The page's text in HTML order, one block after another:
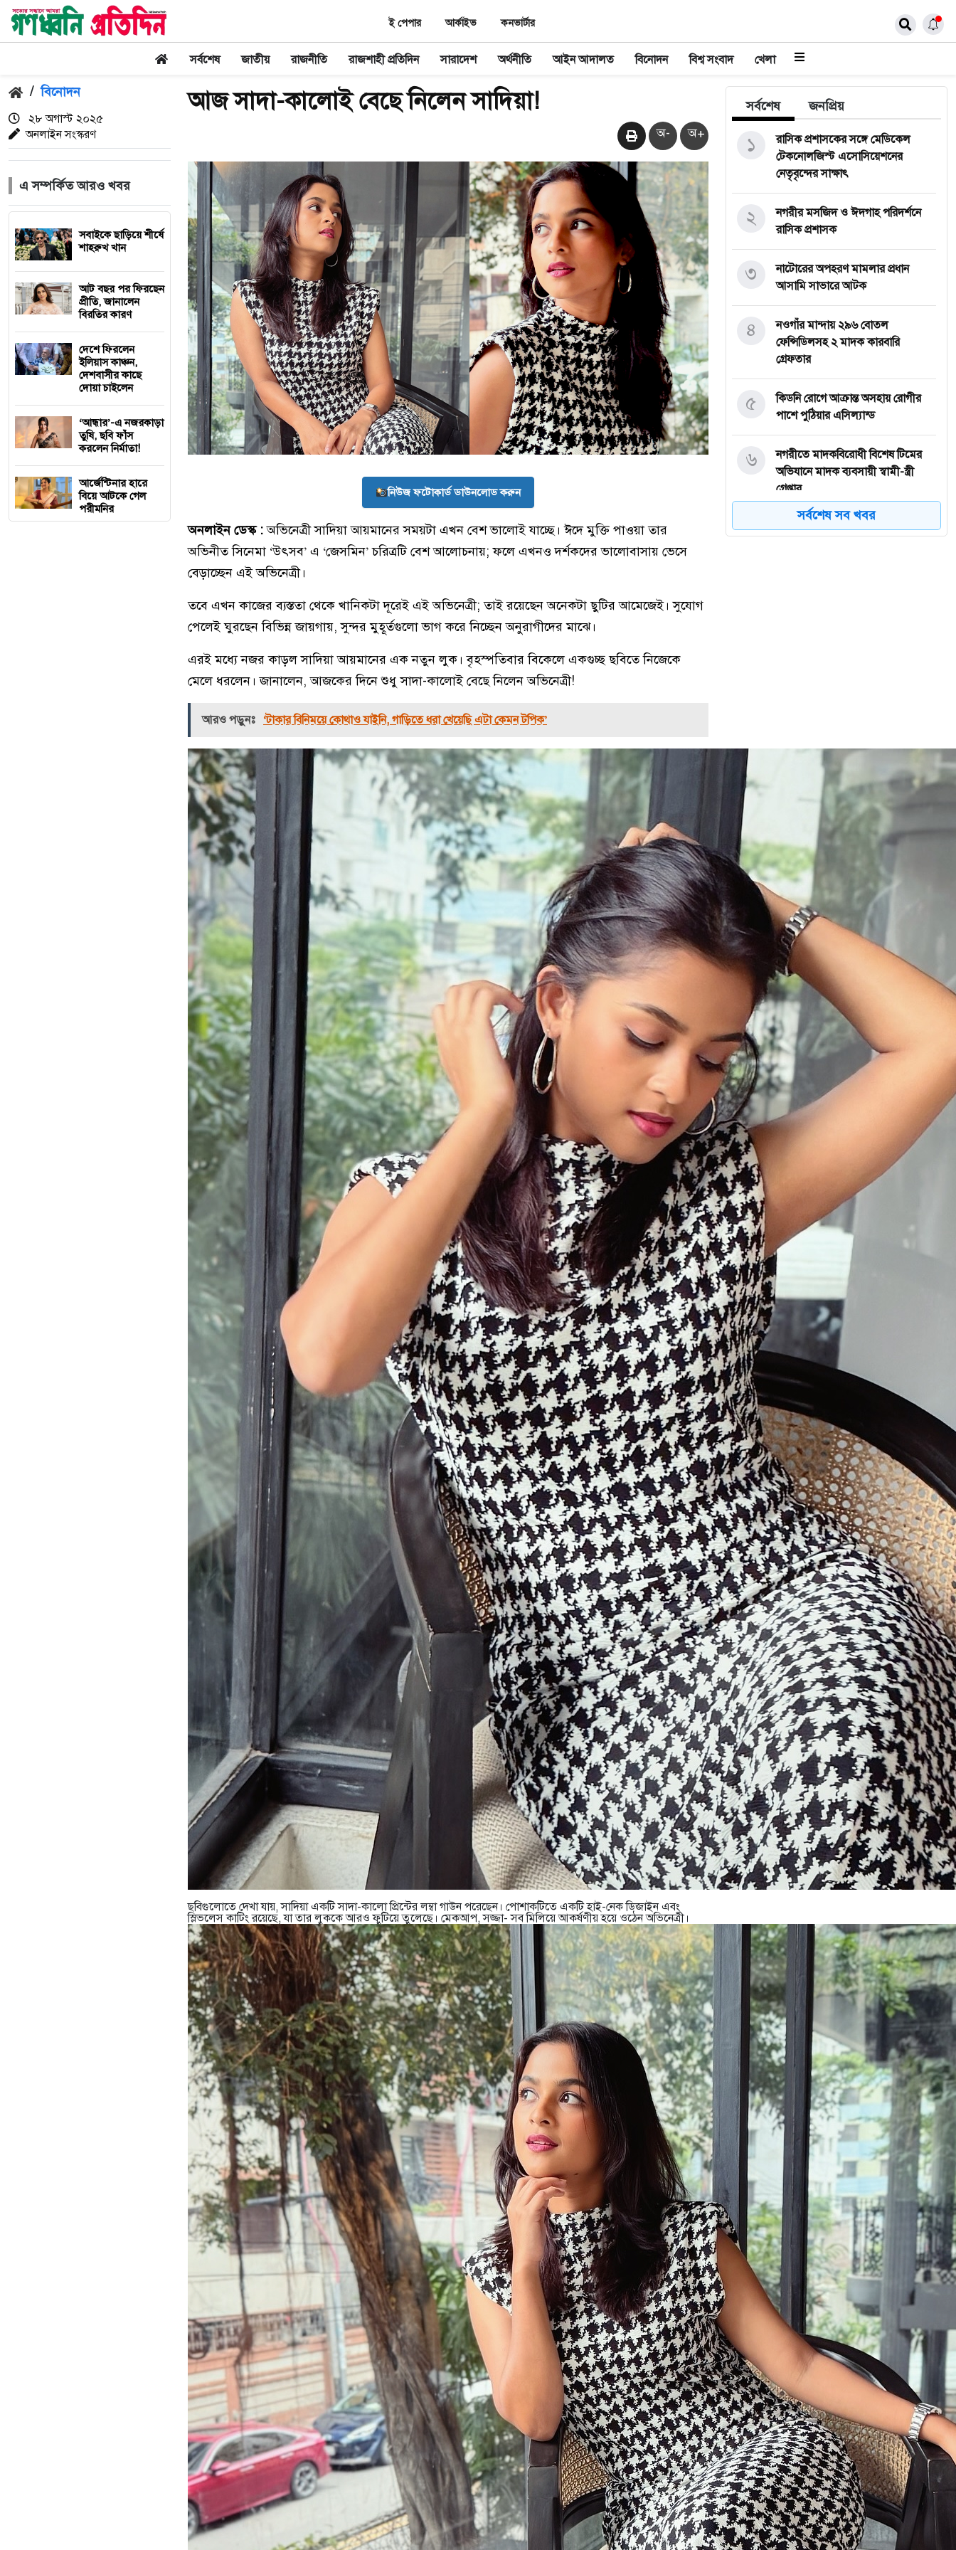
ই পেপার আর্কাইভ কনভার্টার
সর্বশেষ জাতীয় রাজনীতি রাজশাহী প্রতিদিন সারাদেশ অর্থনীতি আইন আদালত বিনোদন বিশ্ব সংবাদ খেলা
/ বিনোদন
২৮ অগাস্ট ২০২৫
অনলাইন সংস্করণ
এ সম্পর্কিত আরও খবর
সবাইকে ছাড়িয়ে শীর্ষে
শাহরুখ খান
আট বছর পর ফিরছেন
প্রীতি, জানালেন
বিরতির কারণ
দেশে ফিরলেন
ইলিয়াস কাঞ্চন,
দেশবাসীর কাছে
দোয়া চাইলেন
‘আন্ধার’-এ নজরকাড়া
তুষি, ছবি ফাঁস
করলেন নির্মাতা!
আর্জেন্টিনার হারে
বিয়ে আটকে গেল
পরীমনির
আজ সাদা-কালোই বেছে নিলেন সাদিয়া!
অ- অ+
নিউজ ফটোকার্ড ডাউনলোড করুন
অনলাইন ডেস্ক :অভিনেত্রী সাদিয়া আয়মানের সময়টা এখন বেশ ভালোই যাচ্ছে। ঈদে মুক্তি পাওয়া তার
অভিনীত সিনেমা ‘উৎসব’ এ ‘জেসমিন’ চরিত্রটি বেশ আলোচনায়; ফলে এখনও দর্শকদের ভালোবাসায় ভেসে
বেড়াচ্ছেন এই অভিনেত্রী।
তবে এখন কাজের ব্যস্ততা থেকে খানিকটা দূরেই এই অভিনেত্রী; তাই রয়েছেন অনেকটা ছুটির আমেজেই। সুযোগ
পেলেই ঘুরছেন বিভিন্ন জায়গায়, সুন্দর মুহূর্তগুলো ভাগ করে নিচ্ছেন অনুরাগীদের মাঝে।
এরই মধ্যে নজর কাড়ল সাদিয়া আয়মানের এক নতুন লুক। বৃহস্পতিবার বিকেলে একগুচ্ছ ছবিতে নিজেকে
মেলে ধরলেন। জানালেন, আজকের দিনে শুধু সাদা-কালোই বেছে নিলেন অভিনেত্রী!
আরও পড়ুনঃ ‘টাকার বিনিময়ে কোথাও যাইনি, গাড়িতে ধরা খেয়েছি এটা কেমন টপিক’
ছবিগুলোতে দেখা যায়, সাদিয়া একটি সাদা-কালো প্রিন্টের লম্বা গাউন পরেছেন। পোশাকটিতে একটি হাই-নেক ডিজাইন এবং
স্লিভলেস কাটিং রয়েছে, যা তার লুককে আরও ফুটিয়ে তুলেছে। মেকআপ, সজ্জা- সব মিলিয়ে আকর্ষণীয় হয়ে ওঠেন অভিনেত্রী।
সর্বশেষ জনপ্রিয়
রাসিক প্রশাসকের সঙ্গে মেডিকেল
টেকনোলজিস্ট এসোসিয়েশনের
নেতৃবৃন্দের সাক্ষাৎ
১
নগরীর মসজিদ ও ঈদগাহ পরিদর্শনে
রাসিক প্রশাসক
২
নাটোরের অপহরণ মামলার প্রধান
আসামি সাভারে আটক
৩
নওগাঁর মান্দায় ২৯৬ বোতল
ফেন্সিডিলসহ ২ মাদক কারবারি
গ্রেফতার
৪
কিডনি রোগে আক্রান্ত অসহায় রোগীর
পাশে পুঠিয়ার এসিল্যান্ড
৫
নগরীতে মাদকবিরোধী বিশেষ টিমের
অভিযানে মাদক ব্যবসায়ী স্বামী-স্ত্রী
গ্রেপ্তার
৬
নগরীতে মাদক বিরোধী পৃথক অভিযানে
৭
পুরো উপসাগরীয় অঞ্চলকে ‘অন্ধকারে
ডুবিয়ে’ দেওয়ার হুমকি ইরানের
১১
বিটিভির নতুন মহাপরিচালক কাজী
১২
জাতীয় স্টেডিয়ামের ক্রীড়া পরিবেশ
ফেরানোর অঙ্গীকার আমিনুলের
১৩
রাসিক প্রশাসককে জুলাই গণঅভ্যুত্থান
সম্পর্কিত বিজয় মিছিল ক্যানভাস ছবি
উপহার
১৪
সবাইকে ছাড়িয়ে শীর্ষে শাহরুখ খান
১৫
আট বছর পর ফিরছেন প্রীতি, জানালেন
বিরতির কারণ
১৬
দেশের বিভিন্ন স্থানে বৃষ্টির পূর্বাভাস
১৭
নগরীর উন্নয়নমূলক কাজের অগ্রগতি
পর্যালোচনা সভায় রাসিক প্রশাসক
১৮
রাজশাহীতে পাঁচ দিনব্যাপী রাজশাহীর
উদ্যোক্তা মেলার সমাপনী অনুষ্ঠিত
১৯
নিয়ামতপুরে বাড়ির বাইরে পড়েছিল
যুবকের মরদেহ, গলায় আঘাতের চিহ্ন
২০
সর্বশেষ সব খবর